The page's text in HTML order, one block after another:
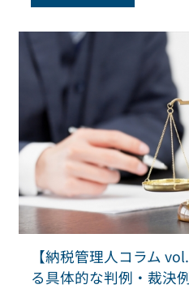
【納税管理人コラム
る具体的な判例・裁決